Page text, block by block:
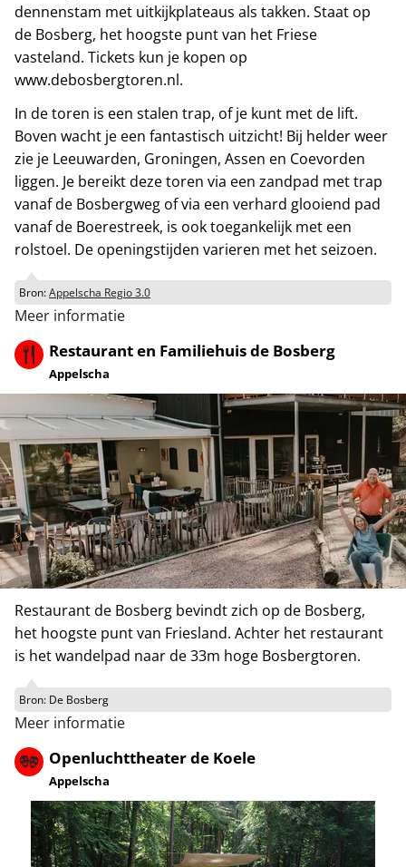
dennenstam met uitkijkplateaus als takken. Staat op
de Bosberg, het hoogste punt van het Friese
vasteland. Tickets kun je kopen op
www.debosbergtoren.nl.
In de toren is een stalen trap, of je kunt met de lift.
Boven wacht je een fantastisch uitzicht! Bij helder weer
zie je Leeuwarden, Groningen, Assen en Coevorden
liggen. Je bereikt deze toren via een zandpad met trap
vanaf de Bosbergweg of via een verhard glooiend pad
vanaf de Boerestreek, is ook toegankelijk met een
rolstoel. De openingstijden varieren met het seizoen.
Bron:Appelscha Regio 3.0
Meer informatie
Restaurant en Familiehuis de Bosberg
Appelscha
Restaurant de Bosberg bevindt zich op de Bosberg,
het hoogste punt van Friesland. Achter het restaurant
is het wandelpad naar de 33m hoge Bosbergtoren.
Bron: De Bosberg
Meer informatie
Openluchttheater de Koele
Appelscha